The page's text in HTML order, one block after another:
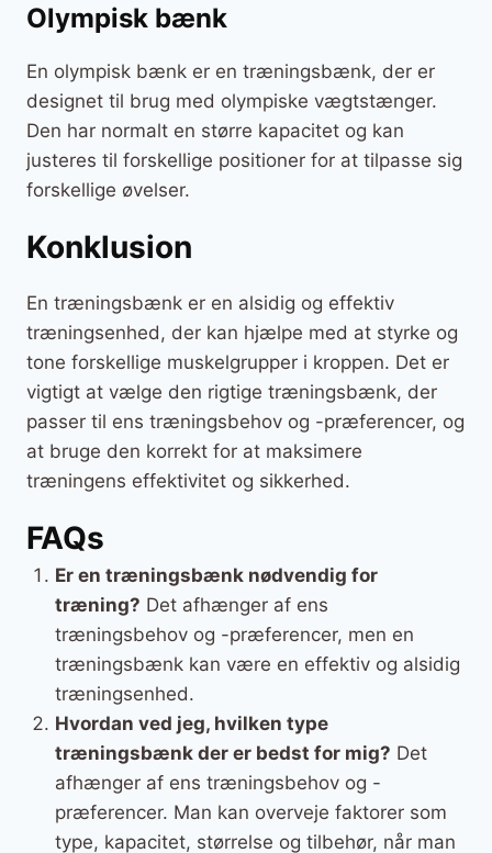
Olympisk bænk
En olympisk bænk er en træningsbænk, der er
designet til brug med olympiske vægtstænger.
Den har normalt en større kapacitet og kan
justeres til forskellige positioner for at tilpasse sig
forskellige øvelser.
Konklusion
En træningsbænk er en alsidig og effektiv
træningsenhed, der kan hjælpe med at styrke og
tone forskellige muskelgrupper i kroppen. Det er
vigtigt at vælge den rigtige træningsbænk, der
passer til ens træningsbehov og -præferencer, og
at bruge den korrekt for at maksimere
træningens effektivitet og sikkerhed.
FAQs
Er en træningsbænk nødvendig for
træning? Det afhænger af ens
træningsbehov og -præferencer, men en
træningsbænk kan være en effektiv og alsidig
træningsenhed.
Hvordan ved jeg, hvilken type
træningsbænk der er bedst for mig? Det
afhænger af ens træningsbehov og -
præferencer. Man kan overveje faktorer som
type, kapacitet, størrelse og tilbehør, når man